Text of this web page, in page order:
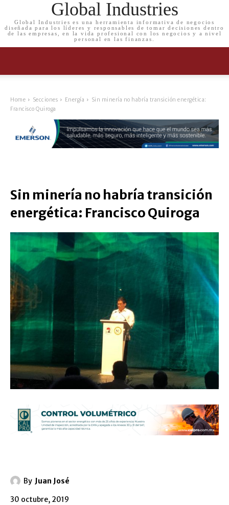
Global Industries
Global Industries es una herramienta informativa de negocios
diseñada para los líderes y responsables de tomar decisiones dentro
de las empresas, en la vida profesional con los negocios y a nivel
personal en las finanzas.
Home Secciones Energía
Sin minería no habría transición energética:
Francisco Quiroga
Sin minería no habría transición
energética: Francisco Quiroga
By Juan José
30 octubre, 2019